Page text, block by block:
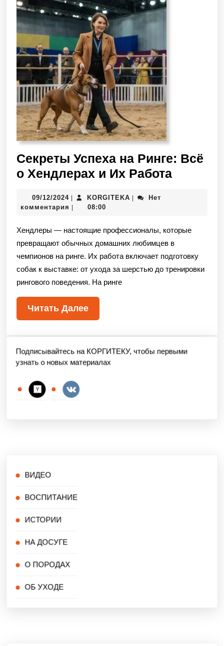
Секреты Успеха на Ринге: Всё
о Хендлерах и Их Работа
09/12/2024 | KORGITEKA |
Нет
комментария | 08:00
Хендлеры — настоящие профессионалы, которые
превращают обычных домашних любимцев в
чемпионов на ринге. Их работа включает подготовку
собак к выставке: от ухода за шерстью до тренировки
рингового поведения. На ринге
Читать Далее
Подписывайтесь на КОРГИТЕКУ, чтобы первыми
узнать о новых материалах
ВИДЕО
ВОСПИТАНИЕ
ИСТОРИИ
НА ДОСУГЕ
О ПОРОДАХ
ОБ УХОДЕ